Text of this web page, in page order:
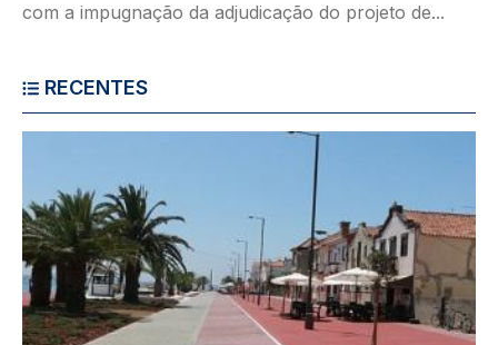
com a impugnação da adjudicação do projeto de...
RECENTES